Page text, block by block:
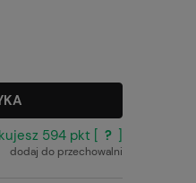
594pkt [ ? ]
dodaj do przechowalni